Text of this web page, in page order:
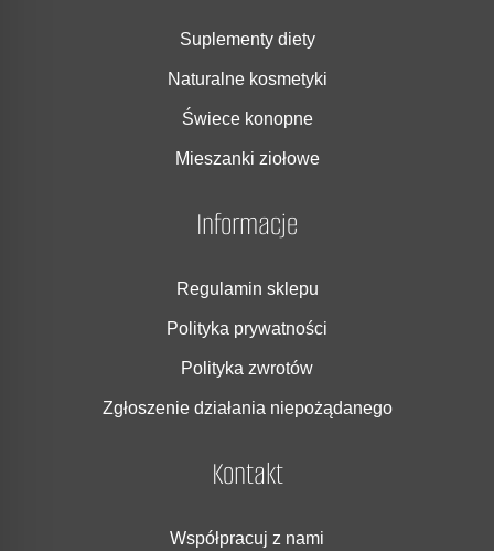
Suplementy diety
Naturalne kosmetyki
Świece konopne
Mieszanki ziołowe
Informacje
Regulamin sklepu
Polityka prywatności
Polityka zwrotów
Zgłoszenie działania niepożądanego
Kontakt
Współpracuj z nami